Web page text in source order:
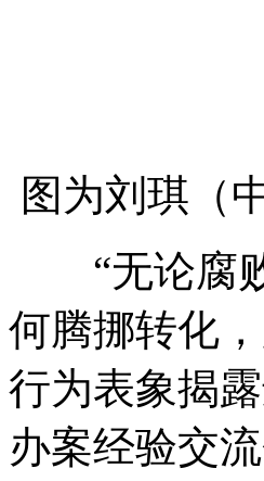
图为刘琪（
“无论腐败
何腾挪转化
行为表象揭
办案经验交